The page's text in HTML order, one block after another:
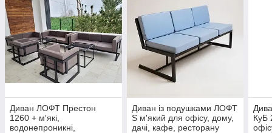
Диван ЛОФТ Престон
1260 + м'які,
водонепроникні,
Диван із подушками ЛОФТ
S м'який для офісу, дому,
дачі, кафе, ресторану
КуБ